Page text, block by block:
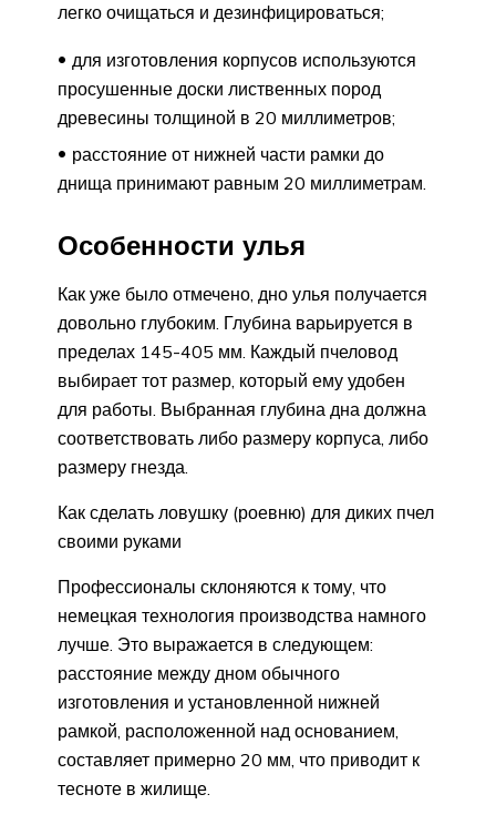
легко очищаться и дезинфицироваться;
для изготовления корпусов используются
просушенные доски лиственных пород
древесины толщиной в 20 миллиметров;
расстояние от нижней части рамки до
днища принимают равным 20 миллиметрам.
Особенности улья
Как уже было отмечено, дно улья получается
довольно глубоким. Глубина варьируется в
пределах 145-405 мм. Каждый пчеловод
выбирает тот размер, который ему удобен
для работы. Выбранная глубина дна должна
соответствовать либо размеру корпуса, либо
размеру гнезда.
Как сделать ловушку (роевню) для диких пчел
своими руками
Профессионалы склоняются к тому, что
немецкая технология производства намного
лучше. Это выражается в следующем:
расстояние между дном обычного
изготовления и установленной нижней
рамкой, расположенной над основанием,
составляет примерно 20 мм, что приводит к
тесноте в жилище.